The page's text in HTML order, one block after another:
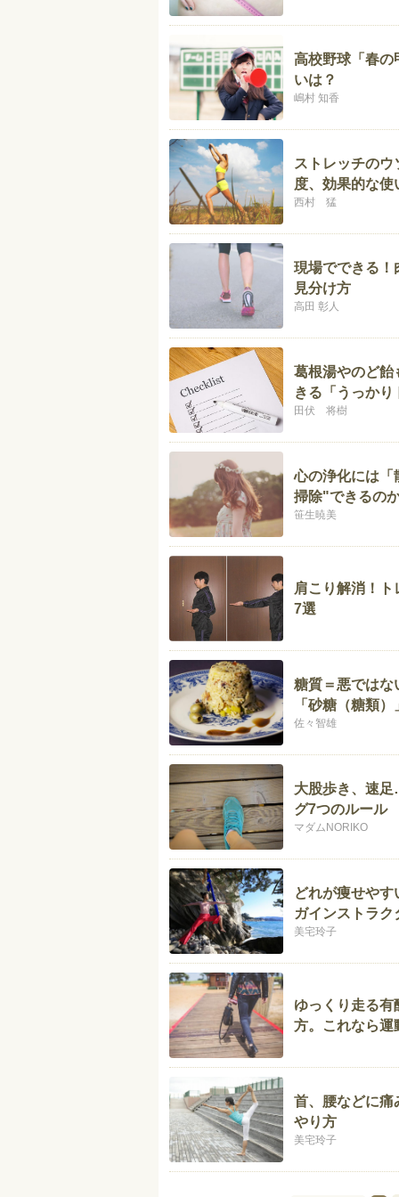
高校野球「春の
いは？
嶋村 知香
ストレッチの
度、効果的な使
西村 猛
現場でできる！
見分け方
高田 彰人
葛根湯やのど飴
きる「うっか
田伏 将樹
心の浄化には「
掃除"できるの
笹生暁美
肩こり解消！
7選
糖質＝悪ではな
「砂糖（糖類
佐々智雄
大股歩き、速
グ7つのルール
マダムNORIKO
どれが痩せや
ガインストラク
美宅玲子
ゆっくり走る有
方。これなら運
首、腰などに痛
やり方
美宅玲子